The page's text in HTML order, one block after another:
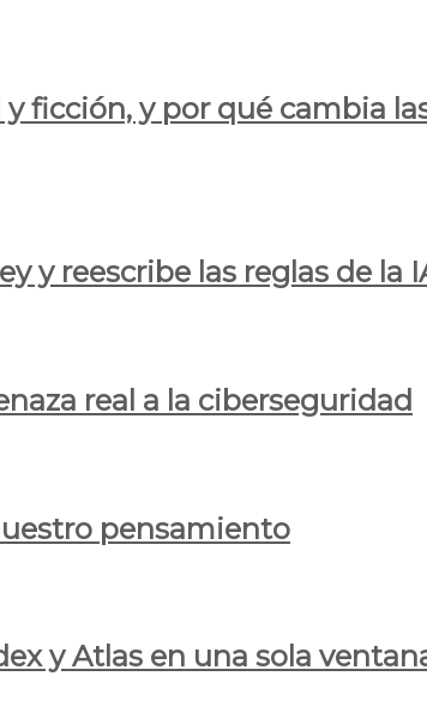
ficción, y por qué cambia
y reescribe las reglas de la
real a la ciberseguridad
pensamiento
y Atlas en una sola